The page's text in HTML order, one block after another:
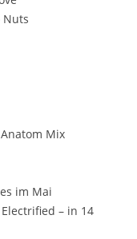
Nuts
Mix
im Mai
– in 14